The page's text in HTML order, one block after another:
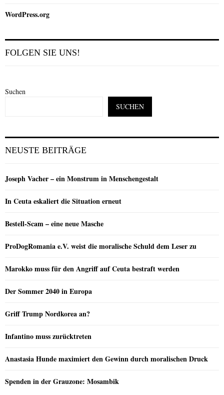
WordPress.org
FOLGEN SIE UNS!
Suchen
SUCHEN
NEUSTE BEITRÄGE
Joseph Vacher – ein Monstrum in Menschengestalt
In Ceuta eskaliert die Situation erneut
Bestell-Scam – eine neue Masche
ProDogRomania e.V. weist die moralische Schuld dem Leser zu
Marokko muss für den Angriff auf Ceuta bestraft werden
Der Sommer 2040 in Europa
Griff Trump Nordkorea an?
Infantino muss zurücktreten
Anastasia Hunde maximiert den Gewinn durch moralischen Druck
Spenden in der Grauzone: Mosambik